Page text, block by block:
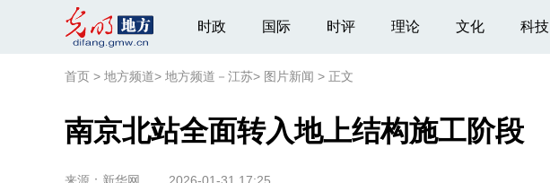
时政 国际 时评 理论 文化 科技
首页 > 地方频道> 地方频道－江苏> 图片新闻 > 正文
南京北站全面转入地上结构施工阶段